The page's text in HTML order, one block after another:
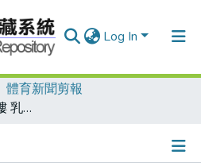
Log In
體育新聞剪報
中華女橋隊 更上一層樓 乳虎出柙不懼強敵 過關斬將默契嫻熟/文化小百科 威尼斯杯橋賽/威尼斯杯橋牌賽 昨再傳捷報 中華女將打入準決賽 如打贏美國隊 即可坐二望一